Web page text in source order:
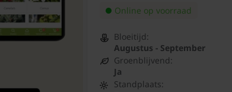
Online op voorraad
Bloeitijd:
Augustus - September
Groenblijvend:
Ja
Standplaats: